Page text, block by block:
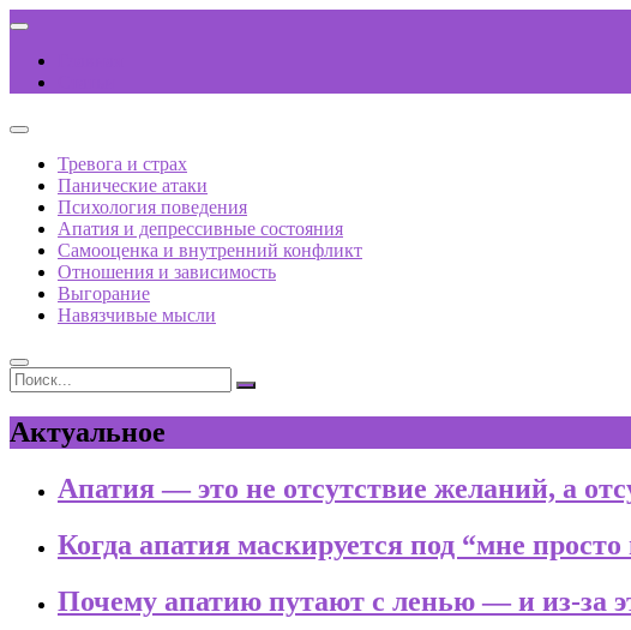
Перейти
содержимому
Тревога и страх
Панические атаки
Психология поведения
Апатия и депрессивные состояния
Самооценка и внутренний конфликт
Отношения и зависимость
Выгорание
Навязчивые мысли
Поиск...
Актуальное
Апатия — это не отсутствие желаний, а
Когда апатия маскируется под “мне просто
Почему апатию путают с ленью — и из-за